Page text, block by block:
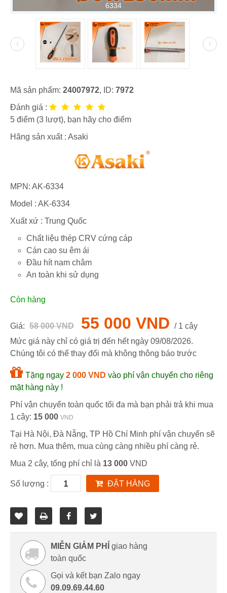
6334
Mã sản phẩm: 24007972, ID: 7972
Đánh giá :
5 điểm (3 lượt), bạn hãy cho điểm
Hãng sản xuất : Asaki
MPN: AK-6334
Model : AK-6334
Xuất xứ : Trung Quốc
Chất liệu thép CRV cứng cáp
Cán cao su êm ái
Đầu hít nam châm
An toàn khi sử dụng
Còn hàng
Giá: 58 000 VND 55 000 VND / 1 cây
Mức giá này chỉ có giá trị đến hết ngày 09/08/2026.
Chúng tôi có thể thay đổi mà không thông báo trước
Tặng ngay 2 000 VND vào phí vận chuyển cho riêng
mặt hàng này !
Phí vận chuyển toàn quốc tối đa mà bạn phải trả khi mua
1 cây: 15 000 VND
Tại Hà Nội, Đà Nẵng, TP Hồ Chí Minh phí vận chuyển sẽ
rẻ hơn. Mua thêm, mua cùng càng nhiều phí càng rẻ.
Mua 2 cây, tổng phí chỉ là 13 000 VND
Số lượng : ĐẶT HÀNG
MIỄN GIẢM PHÍ
giao hàng
toàn quốc
Gọi và kết bạn Zalo ngay
09.09.69.44.60